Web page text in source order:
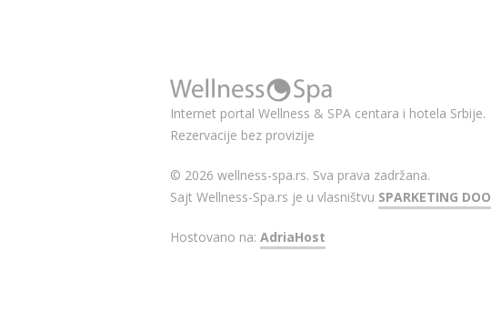
Internet portal Wellness & SPA centara i hotela Srbije.
Rezervacije bez provizije
© 2026 wellness-spa.rs. Sva prava zadržana.
Sajt Wellness-Spa.rs je u vlasništvu SPARKETING DOO
Hostovano na: AdriaHost